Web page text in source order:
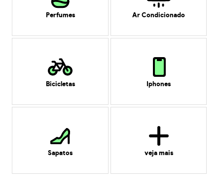
Perfumes Ar Condicionado
Bicicletas Iphones
Sapatos veja mais